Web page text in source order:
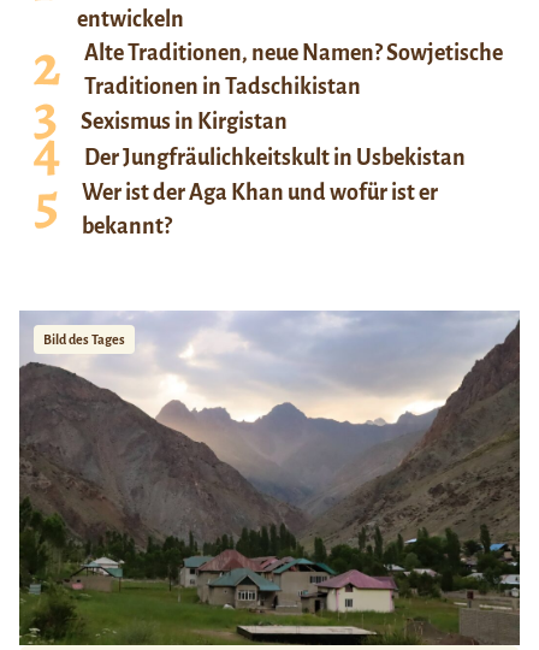
entwickeln
Alte Traditionen, neue Namen? Sowjetische
Traditionen in Tadschikistan
Sexismus in Kirgistan
Der Jungfräulichkeitskult in Usbekistan
Wer ist der Aga Khan und wofür ist er
bekannt?
Bild des Tages